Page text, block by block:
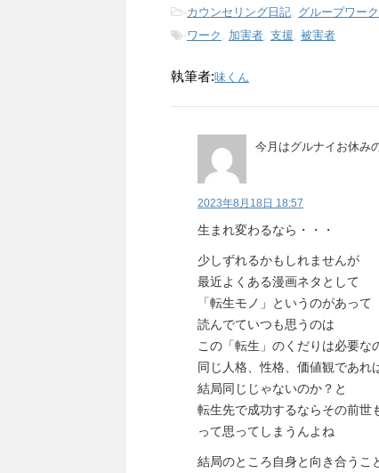
-カウンセリング日記, グループワーク
-ワーク , 加害者, 支援, 被害者
執筆者:味くん
今月はグルナイお休み
2023年8月18日 18:57
生まれ変わるなら・・・
少しずれるかもしれませんが
最近よくある漫画ネタとして
「転生モノ」というのがあって
読んでていつも思うのは
この「転生」のくだりは必要な
同じ人格、性格、価値観であれ
結局同じじゃないのか？と
転生先で成功するならその前世
って思ってしまうんよね
結局のところ自身と向き合うこ